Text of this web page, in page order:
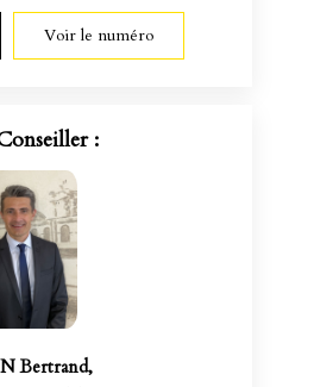
Voir le numéro
:
Bertrand,